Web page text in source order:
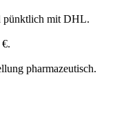
pünktlich mit DHL.
€.
pharmazeutisch.